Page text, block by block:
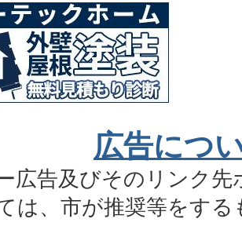
広告につ
広告及びそのリンク先
は、市が推奨等をす